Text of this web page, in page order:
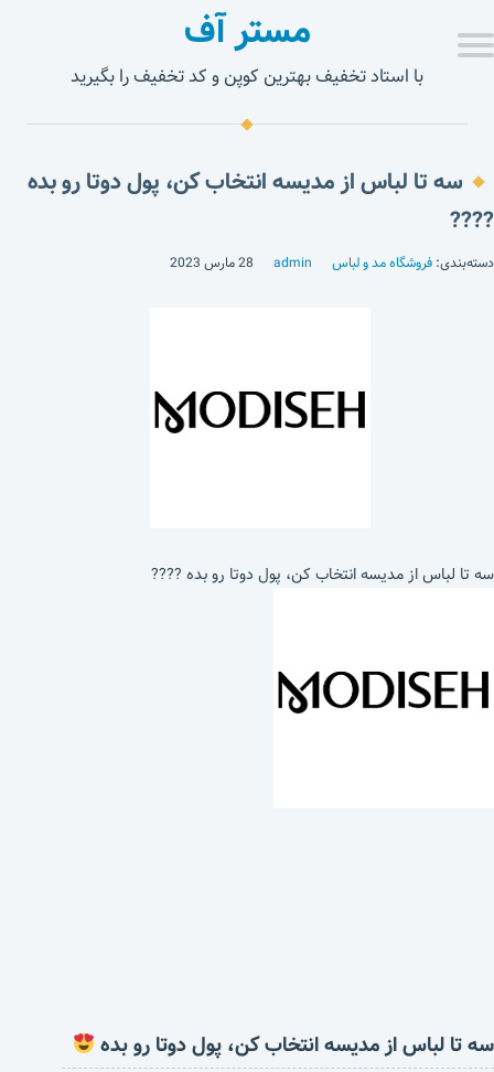
مستر آف
با استاد تخفیف بهترین کوپن و کد تخفیف را بگیرید
سه تا لباس از مدیسه انتخاب کن، پول دوتا رو بده
????
دسته‌بندی: فروشگاه مد و لباس admin 28 مارس 2023
سه تا لباس از مدیسه انتخاب کن، پول دوتا رو بده ????
سه تا لباس از مدیسه انتخاب کن، پول دوتا رو بده